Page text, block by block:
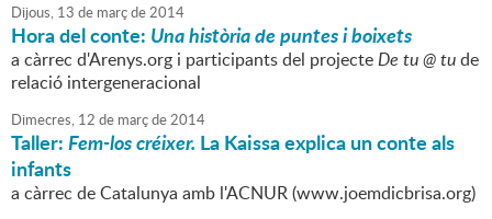
Dijous, 13 de marçde2014
Hora del conte: Una història de puntes i boixets
a càrrec d'Arenys.org i participants del projecteDe tu @ tude
relació intergeneracional
Dimecres, 12 de marçde2014
Taller:Fem-los créixer. La Kaissa explica un conte als
infants
a càrrec de Catalunya amb l'ACNUR (www.joemdicbrisa.org)